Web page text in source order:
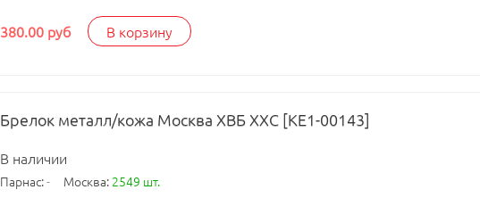
380.00 руб В корзину
Брелок металл/кожа Москва ХВБ ХХС [КЕ1-00143]
В наличии
Парнас:- Москва: 2549 шт.